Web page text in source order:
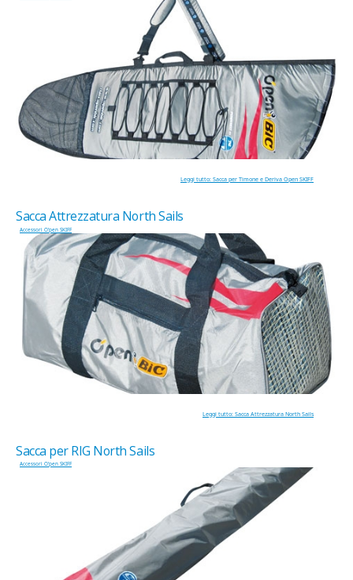
Leggi tutto: Sacca per Timone e Deriva Open SKIFF
Sacca Attrezzatura North Sails
Accessori O'pen SKIFF
Leggi tutto: Sacca Attrezzatura North Sails
Sacca per RIG North Sails
Accessori O'pen SKIFF